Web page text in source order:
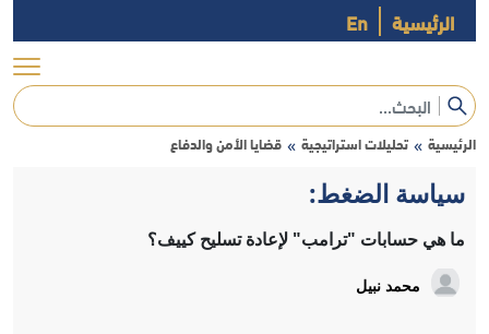
الرئيسية En
الرئيسية » تحليلات استراتيجية » قضايا الأمن والدفاع
سياسة الضغط:
ما هي حسابات "ترامب" لإعادة تسليح كييف؟
محمد نبيل